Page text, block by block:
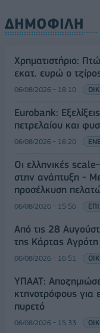
ΔΗΜΟΦΙΛΗ
Χρηματιστήριο:
εκατ. ευρώ ο
06/08/2026 - 18:10
Eurobank:
πετρελαίου και
06/08/2026 - 16:20
Οι ελληνικές
στην ανάπτυξη -
προσέλκυση
06/08/2026 - 15:56
Από τις 28
της Κάρτας
06/08/2026 - 16:51
ΥΠΑΑΤ:
κτηνοτρόφους
πυρετό
06/08/2026 - 15:33